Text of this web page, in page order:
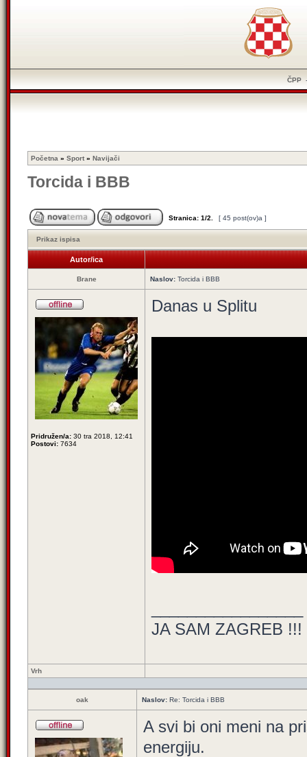
ČPP
Početna » Sport » Navijači
Torcida i BBB
Stranica: 1/2 [ 45 post(ov)a ]
Prikaz ispisa
Autor/ica
Brane Naslov: Torcida i BBB
Pridružen/a: 30 tra 2018, 12:41
Postovi: 7634
Danas u Splitu
JA SAM ZAGREB !!!
Vrh
oak Naslov: Re: Torcida i BBB
A svi bi oni meni na
energiju.